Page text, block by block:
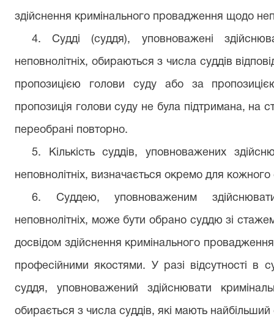
здійснення кримінального провадження щодо
4. Судді (суддя), уповноважені
неповнолітніх, обираються з числа суддів
пропозицією голови суду або за
пропозиція голови суду не була підтримана, на
переобрані повторно.
5. Кількість суддів, уповноважених
неповнолітніх, визначається окремо для
6. Суддею, уповноваженим
неповнолітніх, може бути обрано суддю зі
досвідом здійснення кримінального
професійними якостями. У разі відсутності в
суддя, уповноважений здійснювати
обирається з числа суддів, які мають